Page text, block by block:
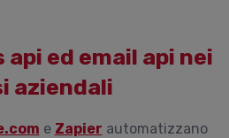
ed email api nei
aziendali
e Zapier automatizzano